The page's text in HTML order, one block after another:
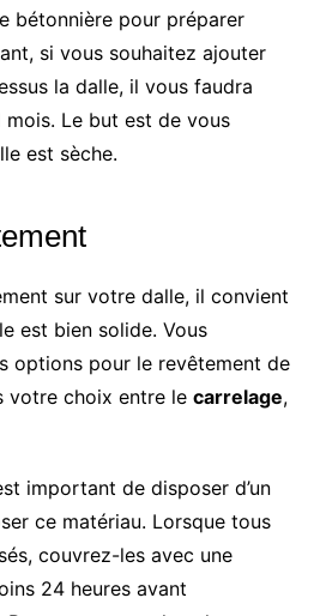
bétonnière pour préparer
si vous souhaitez ajouter
la dalle, il vous faudra
mois. Le but est de vous
est sèche.
sur votre dalle, il convient
est bien solide. Vous
options pour le revêtement de
votre choix entre le carrelage,
important de disposer d’un
ce matériau. Lorsque tous
couvrez-les avec une
24 heures avant